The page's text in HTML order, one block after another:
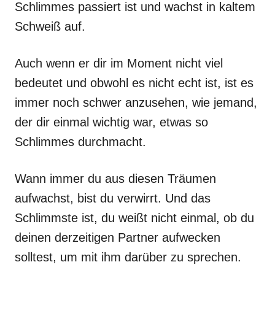
Schlimmes passiert ist und wachst in kaltem
Schweiß auf.
Auch wenn er dir im Moment nicht viel
bedeutet und obwohl es nicht echt ist, ist es
immer noch schwer anzusehen, wie jemand,
der dir einmal wichtig war, etwas so
Schlimmes durchmacht.
Wann immer du aus diesen Träumen
aufwachst, bist du verwirrt. Und das
Schlimmste ist, du weißt nicht einmal, ob du
deinen derzeitigen Partner aufwecken
solltest, um mit ihm darüber zu sprechen.